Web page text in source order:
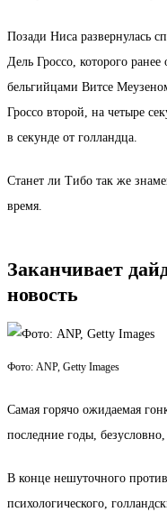
Позади Ниса развернулась
Дель Гроссо, которого
бельгийцами Витсе
Гроссо второй, на четыре
в секунде от голландца.
Станет ли Тибо так же
время.
Заканчивает
новость
Фото: ANP, Getty Images
Самая горячо ожидаемая
последние годы,
В конце нешуточного
психологического,